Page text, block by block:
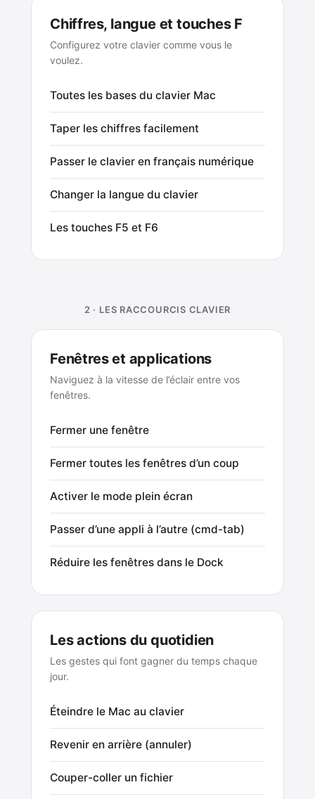
Chiffres, langue et touches F
Configurez votre clavier comme vous le
voulez.
Toutes les bases du clavier Mac
Taper les chiffres facilement
Passer le clavier en français numérique
Changer la langue du clavier
Les touches F5 et F6
2 · LES RACCOURCIS CLAVIER
Fenêtres et applications
Naviguez à la vitesse de l’éclair entre vos
fenêtres.
Fermer une fenêtre
Fermer toutes les fenêtres d’un coup
Activer le mode plein écran
Passer d’une appli à l’autre (cmd-tab)
Réduire les fenêtres dans le Dock
Les actions du quotidien
Les gestes qui font gagner du temps chaque
jour.
Éteindre le Mac au clavier
Revenir en arrière (annuler)
Couper-coller un fichier